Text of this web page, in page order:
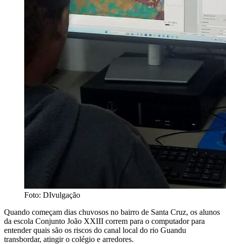
Foto: DIvulgação
Quando começam dias chuvosos no bairro de Santa Cruz, os alunos
da escola Conjunto João XXIII correm para o computador para
entender quais são os riscos do canal local do rio Guandu
transbordar, atingir o colégio e arredores.